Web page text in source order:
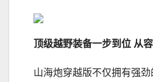
顶级越野装备一步到位 从
山海炮穿越版不仅拥有强